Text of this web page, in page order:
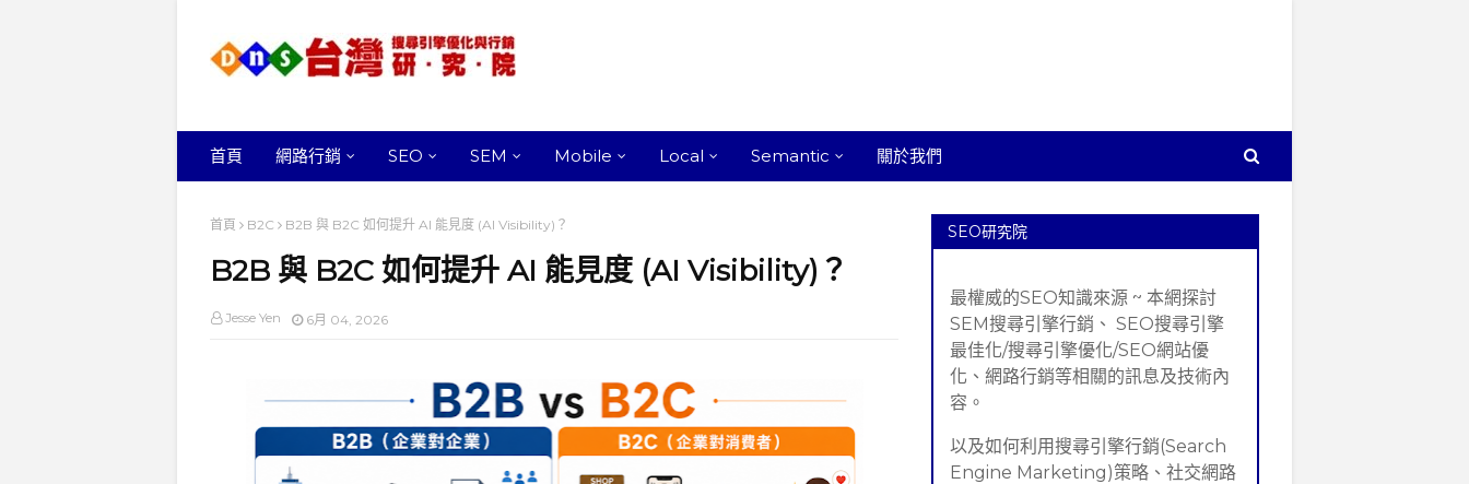
首頁 網路行銷 SEO SEM Mobile Local Semantic 關於我們
首頁 B2C B2B 與 B2C 如何提升 AI 能見度 (AI Visibility)？
B2B 與 B2C 如何提升 AI 能見度 (AI Visibility)？
Jesse Yen 6月 04, 2026
SEO研究院
最權威的SEO知識來源 ~ 本網探討
SEM搜尋引擎行銷、 SEO搜尋引擎
最佳化/搜尋引擎優化/SEO網站優
化、網路行銷等相關的訊息及技術內
容。
以及如何利用搜尋引擎行銷(Search
Engine Marketing)策略、社交網路